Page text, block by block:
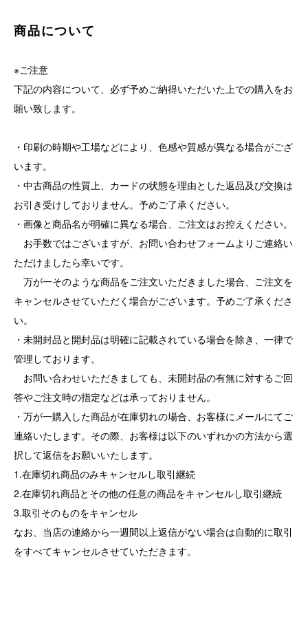
商品について
※ご注意
下記の内容について、必ず予めご納得いただいた上での購入をお
願い致します。
・印刷の時期や工場などにより、色感や質感が異なる場合がござ
います。
・中古商品の性質上、カードの状態を理由とした返品及び交換は
お引き受けしておりません。予めご了承ください。
・画像と商品名が明確に異なる場合、ご注文はお控えください。
お手数ではございますが、お問い合わせフォームよりご連絡い
ただけましたら幸いです。
万が一そのような商品をご注文いただきました場合、ご注文を
キャンセルさせていただく場合がございます。予めご了承くださ
い。
・未開封品と開封品は明確に記載されている場合を除き、一律で
管理しております。
お問い合わせいただきましても、未開封品の有無に対するご回
答やご注文時の指定などは承っておりません。
・万が一購入した商品が在庫切れの場合、お客様にメールにてご
連絡いたします。その際、お客様は以下のいずれかの方法から選
択して返信をお願いいたします。
1.在庫切れ商品のみキャンセルし取引継続
2.在庫切れ商品とその他の任意の商品をキャンセルし取引継続
3.取引そのものをキャンセル
なお、当店の連絡から一週間以上返信がない場合は自動的に取引
をすべてキャンセルさせていただきます。